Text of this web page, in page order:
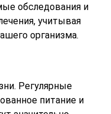
обследования и
учитывая
организма.
Регулярные
питание и